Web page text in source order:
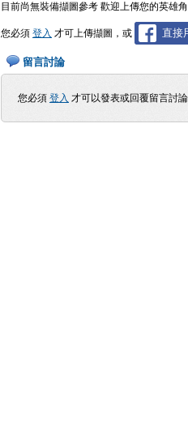
目前尚無裝備擷圖參考 歡迎上傳您的英雄
您必須 登入 才可上傳擷圖，或 直接
留言討論
您必須 登入 才可以發表或回覆留言討